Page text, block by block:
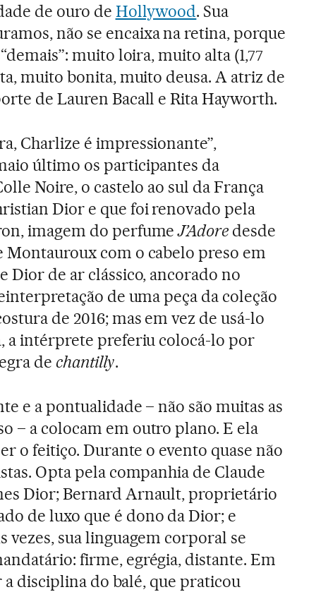
de ouro de Hollywood. Sua
não se encaixa na retina, porque
muito loira, muito alta (1,77
muito bonita, muito deusa. A atriz de
de Lauren Bacall e Rita Hayworth.
Charlize é impressionante”,
último os participantes da
Noire, o castelo ao sul da França
Dior e que foi renovado pela
imagem do perfumeJ’Adoredesde
Montauroux com o cabelo preso em
Dior de ar clássico, ancorado no
de uma peça da coleção
de 2016; mas em vez de usá-lo
a intérprete preferiu colocá-lo por
de chantilly.
e a pontualidade – não são muitas as
– a colocam em outro plano. E ela
o feitiço. Durante o evento quase não
Opta pela companhia de Claude
Dior; Bernard Arnault, proprietário
de luxo que é dono da Dior; e
vezes, sua linguagem corporal se
firme, egrégia, distante. Em
a disciplina do balé, que praticou